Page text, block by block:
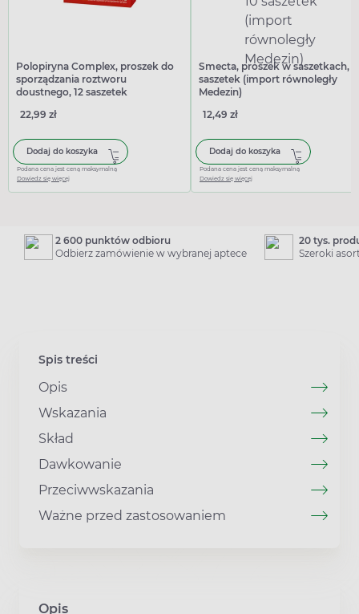
Polopiryna Complex, proszek do
sporządzania roztworu
doustnego, 12 saszetek
22,99 zł
Dodaj do koszyka
Podana cena jest ceną maksymalną
Dowiedz się więcej
Smecta, proszek w saszetkach,
saszetek (import równoległy
Medezin)
12,49 zł
Dodaj do koszyka
Podana cena jest ceną maksymalną
Dowiedz się więcej
2 600 punktów odbioru
Odbierz zamówienie w wybranej aptece
20 tys.
Szeroki
Spis treści
Opis
Wskazania
Skład
Dawkowanie
Przeciwwskazania
Ważne przed zastosowaniem
Opis